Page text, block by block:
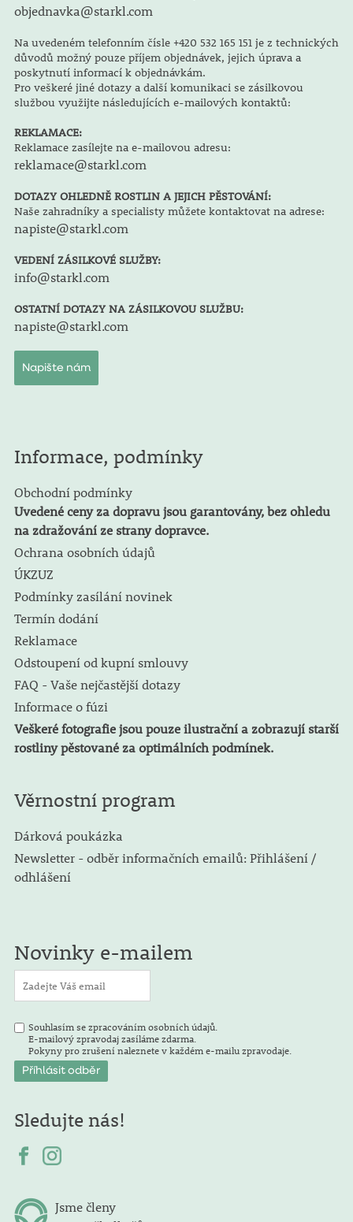
objednavka@starkl.com
Na uvedeném telefonním čísle +420 532 165 151 je z technických
důvodů možný pouze příjem objednávek, jejich úprava a
poskytnutí informací k objednávkám.
Pro veškeré jiné dotazy a další komunikaci se zásilkovou
službou využijte následujících e-mailových kontaktů:
REKLAMACE:
Reklamace zasílejte na e-mailovou adresu:
reklamace@starkl.com
DOTAZY OHLEDNĚ ROSTLIN A JEJICH PĚSTOVÁNÍ:
Naše zahradníky a specialisty můžete kontaktovat na adrese:
napiste@starkl.com
VEDENÍ ZÁSILKOVÉ SLUŽBY:
info@starkl.com
OSTATNÍ DOTAZY NA ZÁSILKOVOU SLUŽBU:
napiste@starkl.com
Napište nám
Informace, podmínky
Obchodní podmínky
Uvedené ceny za dopravu jsou garantovány, bez ohledu
na zdražování ze strany dopravce.
Ochrana osobních údajů
ÚKZUZ
Podmínky zasílání novinek
Termín dodání
Reklamace
Odstoupení od kupní smlouvy
FAQ - Vaše nejčastější dotazy
Informace o fúzi
Veškeré fotografie jsou pouze ilustrační a zobrazují starší
rostliny pěstované za optimálních podmínek.
Věrnostní program
Dárková poukázka
Newsletter - odběr informačních emailů: Přihlášení /
odhlášení
Novinky e-mailem
Souhlasím se zpracováním osobních údajů.
E-mailový zpravodaj zasíláme zdarma.
Pokyny pro zrušení naleznete v každém e-mailu zpravodaje.
Sledujte nás!
Jsme členy